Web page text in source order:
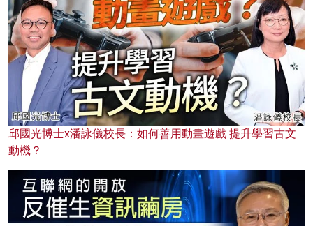
邱國光博士x潘詠儀校長：如何善用動畫遊戲 提升學習古文
動機？